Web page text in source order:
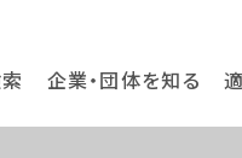
企業・団体を知る